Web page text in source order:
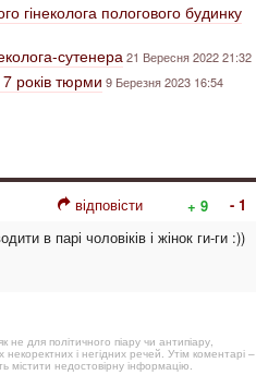
гінеколога пологового будинку
сутенера21 Вересня 2022 21:32
років тюрми 9 Березня 2023 16:54
відповісти + 9
- 1
в парі чоловіків і жінок ги-ги :))
для політичного піару чи антипіару,
і негідних речей. Утім коментарі –
містити недостовірну інформацію.